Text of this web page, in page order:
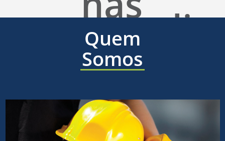
base
sólida e
áreas
de
a ética,
Quem
Somos